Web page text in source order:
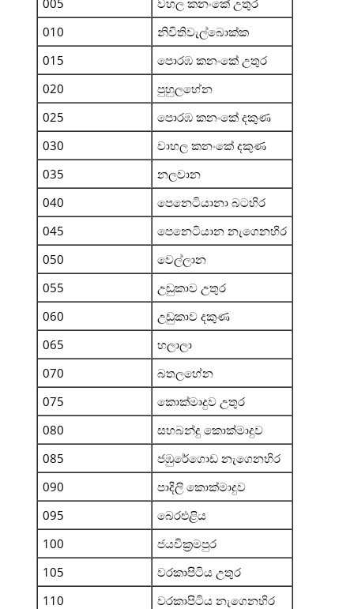
010
නිවිතිවැල්බොක්ක
015
පොරඹ කනංකේ උතුර
020
පුහුලහේන
025
පොරඹ කනංකේ දකුණ
030
වාහල කනංකේ දකුණ
035
නලවාන
040
පෙනෙටියානා බටහිර
045
පෙනෙටියාන නැගෙනහිර
050
වෙල්ලාන
055
උඩුකාව උතුර
060
උඩුකාව දකුණ
065
හලාලා
070
බතලහේන
075
කොක්මාදුව උතුර
080
සහබන්දු කොක්මාදුව
085
ජඹුරේගොඩ නැගෙනහිර
090
පාදිලි කොක්මාදුව
095
බෙරඑළිය
100
ජයවික්‍රමපුර
105
වරකාපිටිය උතුර
110
වරකාපිටිය නැගෙනහිර